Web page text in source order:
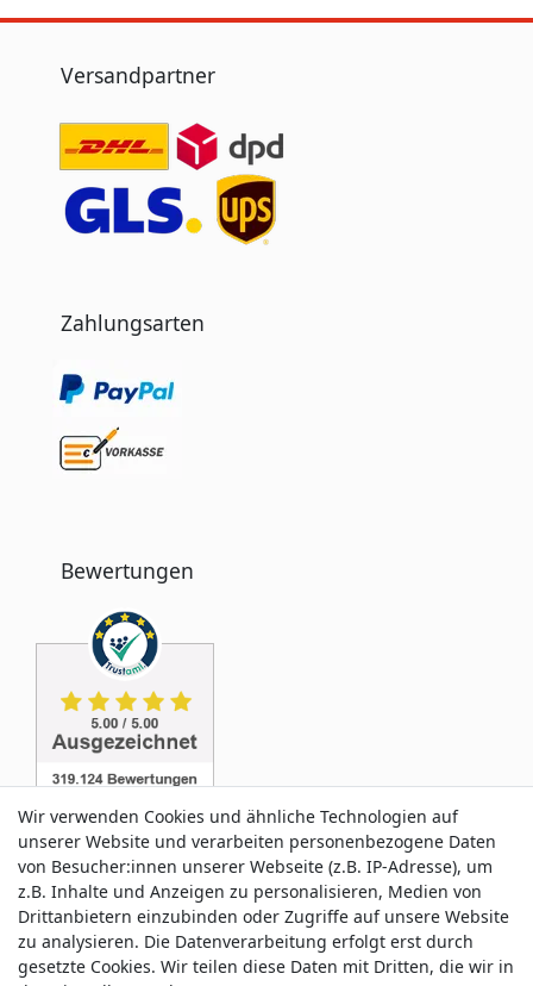
Versandpartner
Zahlungsarten
Bewertungen
Service & Kontakt
Wir verwenden Cookies und ähnliche Technologien auf
unserer Website und verarbeiten personenbezogene Daten
von Besucher:innen unserer Webseite (z.B. IP-Adresse), um
z.B. Inhalte und Anzeigen zu personalisieren, Medien von
Drittanbietern einzubinden oder Zugriffe auf unsere Website
zu analysieren. Die Datenverarbeitung erfolgt erst durch
gesetzte Cookies. Wir teilen diese Daten mit Dritten, die wir in